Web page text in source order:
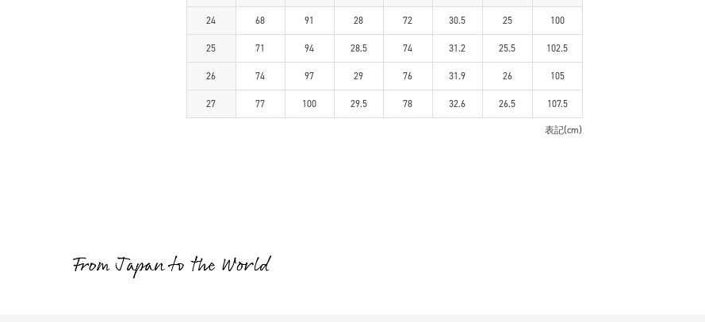
24 68 91 28 72 30.5 25 100
25 71 94 28.5 74 31.2 25.5 102.5
26 74 97 29 76 31.9 26 105
27 77 100 29.5 78 32.6 26.5 107.5
表記(cm)